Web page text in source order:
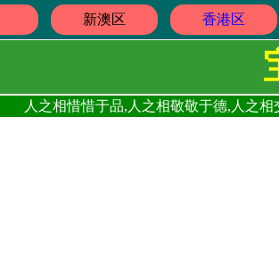
新澳区 香港区
人之相惜惜于品,人之相敬敬于德,人之